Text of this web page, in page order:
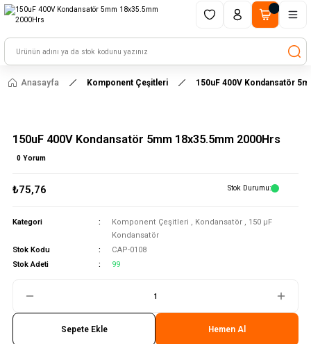
1500 TL ve üzeri alışverişlerinizde kargo ücretsiz!
HAYAL ET - TASARLA - ÇALIŞTIR
Anasayfa Komponent Çeşitleri 150uF 400V Kondansatör
150uF 400V Kondansatör 5mm 18x35.5mm 2000Hrs
0 Yorum
₺75,76 Stok Durumu
Kategori Komponent Çeşitleri , Kondansatör , 150 μF
Kondansatör
Stok Kodu
CAP-0108
Stok Adeti
99
Sepete Ekle Hemen Al